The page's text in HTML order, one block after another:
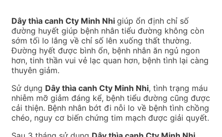
Dây thìa canh Cty Minh Nhi giúp ổn định chỉ số
đường huyết giúp bệnh nhân tiểu đường không còn
sớm tối lo lắng về chỉ số lên xuống thất thường.
Đường hyết được bình ổn, bệnh nhân ăn ngủ ngon
hơn, tinh thần vui vẻ lạc quan hơn, bệnh tình lại càng
thuyên giảm.
Sử dụng Dây thìa canh Cty Minh Nhi, tình trạng máu
nhiễm mỡ giảm đáng kể, bệnh tiểu đường cũng được
cải thiện. Bệnh nhân bớt đi nỗi lo về bệnh tình chồng
chéo, nguy cơ biến chứng tim mạch được giải quyết.